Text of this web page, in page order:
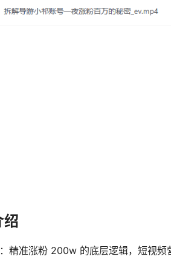
绍
精准涨粉 200w 的底层逻辑，短视频